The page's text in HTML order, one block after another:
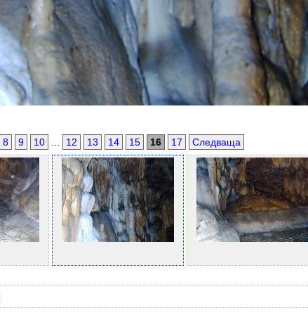
8 9 10 12 13 14 15 16 17 Следваща